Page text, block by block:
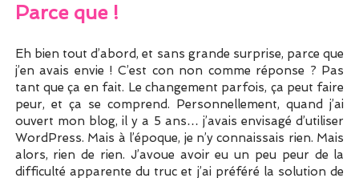
Parce que !
Eh bien tout d’abord, et sans grande surprise, parce que
j’en avais envie ! C’est con non comme réponse ? Pas
tant que ça en fait. Le changement parfois, ça peut faire
peur, et ça se comprend. Personnellement, quand j’ai
ouvert mon blog, il y a 5 ans… j’avais envisagé d’utiliser
WordPress. Mais à l’époque, je n’y connaissais rien. Mais
alors, rien de rien. J’avoue avoir eu un peu peur de la
difficulté apparente du truc et j’ai préféré la solution de